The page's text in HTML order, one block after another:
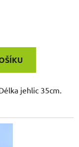
jehlic 35cm.